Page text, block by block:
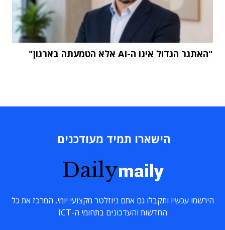
"האתגר הגדול אינו ה-AI אלא הטמעתה בארגון"
הישארו תמיד מעודכנים
Dailymaily
הירשמו עכשיו ותקבלו גם אתם ניוזלטר מקצועי יומי, המרכז את כל
החדשות והעדכונים בתחומי ה-ICT